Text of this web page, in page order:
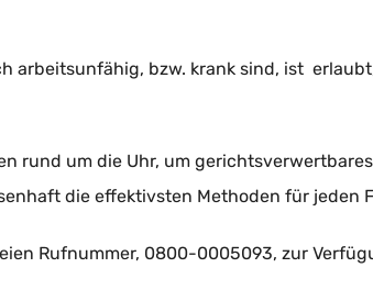
arbeitsunfähig, bzw. krank sind, ist
rund um die Uhr, um
die effektivsten Methoden für jeden
Rufnummer, 0800-0005093, zur